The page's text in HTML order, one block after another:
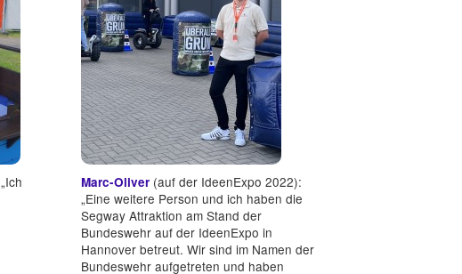
Marc-Oliver(auf der IdeenExpo 2022):
„Eine weitere Person und ich haben die
Segway Attraktion am Stand der
Bundeswehr auf der IdeenExpo in
Hannover betreut. Wir sind im Namen der
Bundeswehr aufgetreten und haben